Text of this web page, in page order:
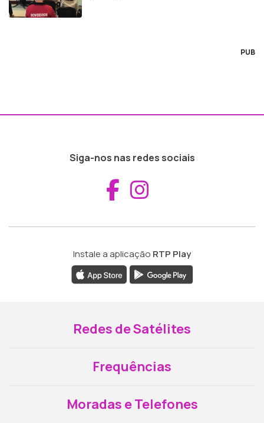
PUB
Siga-nos nas redes sociais
Aceder ao
Instale a aplicação RTP Play
Redes de Satélites
Frequências
Moradas e Telefones